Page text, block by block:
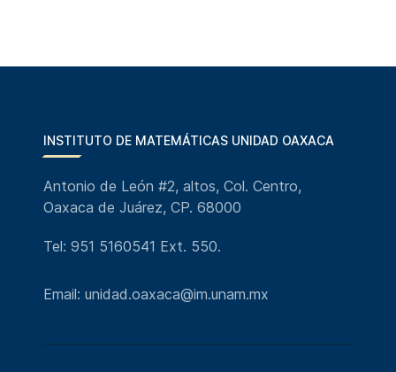
INSTITUTO DE MATEMÁTICAS UNIDAD OAXACA
Antonio de León #2, altos, Col. Centro,
Oaxaca de Juárez, CP. 68000
Tel: 951 5160541 Ext. 550.
Email: unidad.oaxaca@im.unam.mx